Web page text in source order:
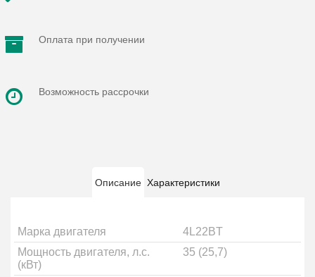
Оплата при получении
Возможность рассрочки
Описание Характеристики
Марка двигателя
4L22BT
Мощность двигателя, л.с.
(кВт)
35 (25,7)